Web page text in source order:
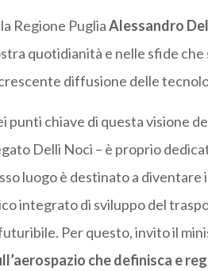
Regione PugliaAlessandro
quotidianità e nelle sfide che
diffusione delle
punti chiave di questa visione
Delli Noci – è proprio
luogo è destinato a diventare
integrato di sviluppo del
Per questo, invito il
che definisca e